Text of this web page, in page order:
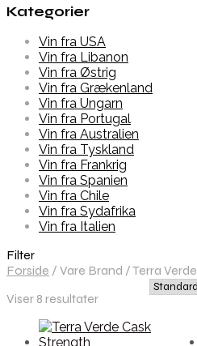
Kategorier
Vin fra USA
Vin fra Libanon
Vin fra Østrig
Vin fra Grækenland
Vin fra Ungarn
Vin fra Portugal
Vin fra Australien
Vin fra Tyskland
Vin fra Frankrig
Vin fra Spanien
Vin fra Chile
Vin fra Sydafrika
Vin fra Italien
Filter
Forside / Vare Brand /Terra Verde
Viser 8 resultater